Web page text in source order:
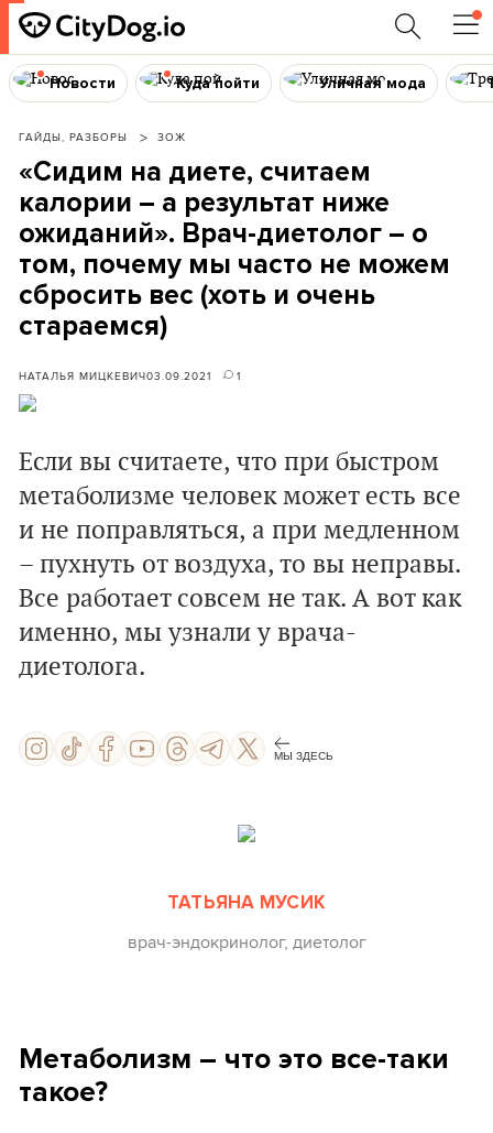
Новости Куда пойти Уличная мода
ГАЙДЫ, РАЗБОРЫ ЗОЖ
«Сидим на диете, считаем
калории – а результат ниже
ожиданий». Врач-диетолог – о
том, почему мы часто не можем
сбросить вес (хоть и очень
стараемся)
НАТАЛЬЯ МИЦКЕВИЧ03.09.2021 1
Если вы считаете, что при быстром
метаболизме человек может есть все
и не поправляться, а при медленном
– пухнуть от воздуха, то вы неправы.
Все работает совсем не так. А вот как
именно, мы узнали у врача-
диетолога.
МЫ ЗДЕСЬ
ТАТЬЯНА МУСИК
врач-эндокринолог, диетолог
Метаболизм – что это все-таки
такое?